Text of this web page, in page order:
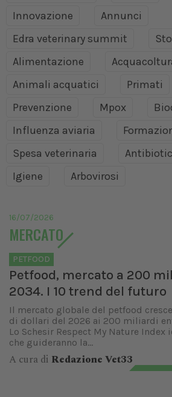
Innovazione
Annunci
Edra veterinary summit
Alimentazione
Animali acquatici
Primati
Prevenzione
Mpox
Influenza aviaria
Spesa veterinaria
Igiene
Arbovirosi
16/07/2026
MERCATO
PETFOOD
Petfood, mercato a 200
2034. I 10 trend del futuro
Il mercato globale del petfood
di dollari del 2026 ai 200 miliardi
Lo Schesir Respect My Nature Index
che guideranno la...
A cura di Redazione Vet33